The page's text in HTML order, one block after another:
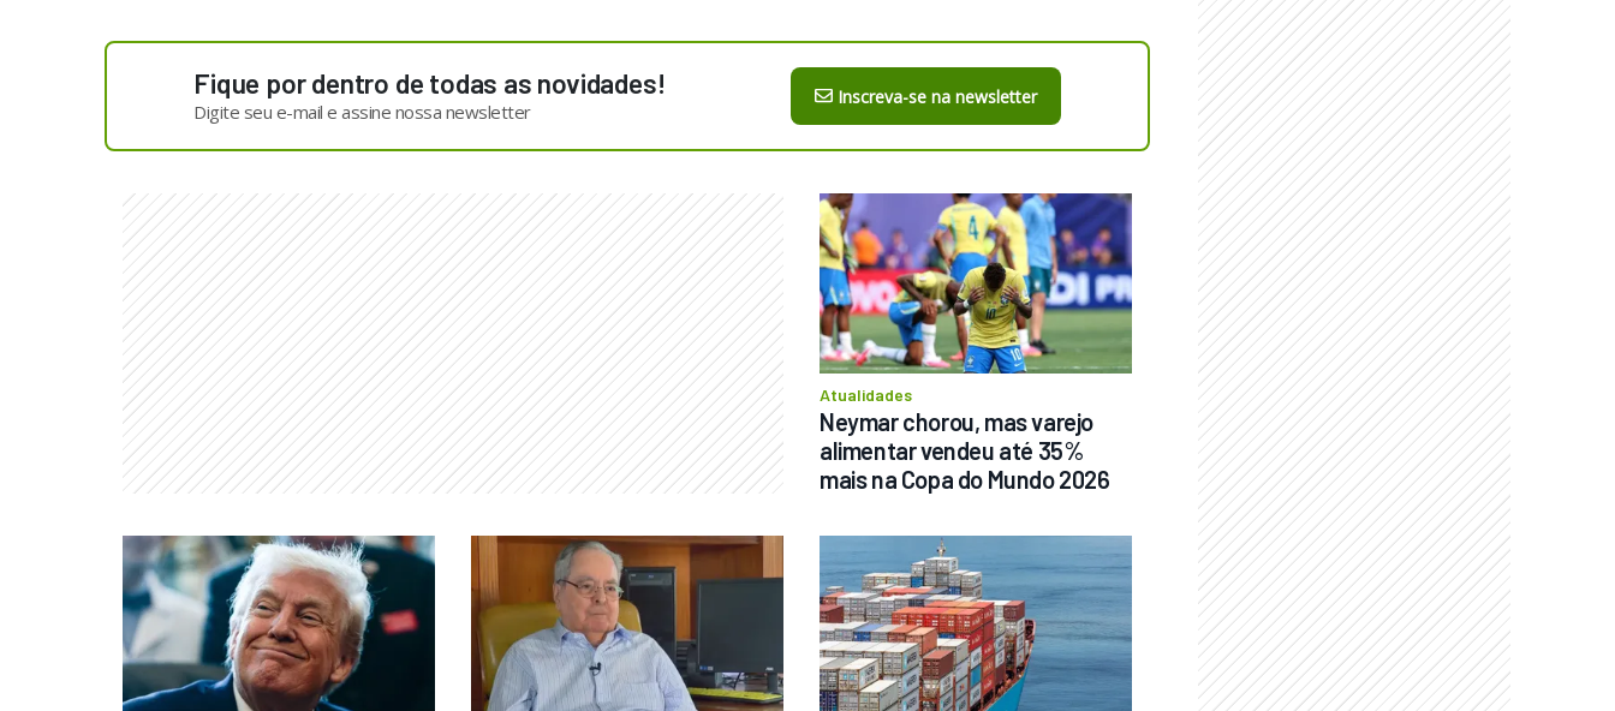
Fique por dentro de todas as novidades!
Digite seu e-mail e assine nossa newsletter
Inscreva-se na newsletter
Atualidades
Neymar chorou, mas varejo
alimentar vendeu até 35%
mais na Copa do Mundo 2026